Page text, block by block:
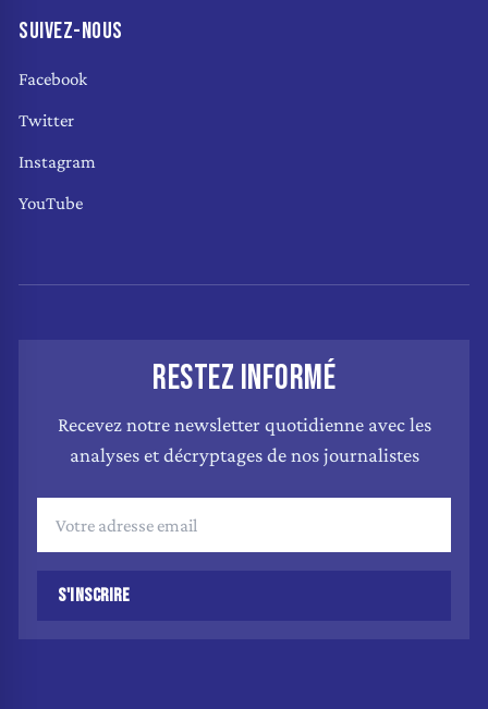
SUIVEZ-NOUS
Facebook
Twitter
Instagram
YouTube
RESTEZ INFORMÉ
Recevez notre newsletter quotidienne avec les
analyses et décryptages de nos journalistes
S'INSCRIRE